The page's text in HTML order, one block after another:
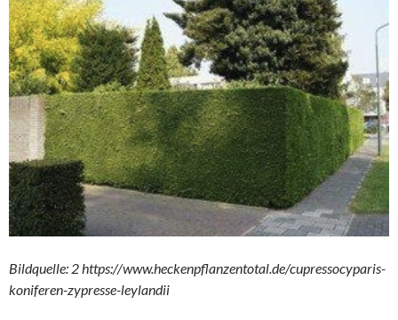
Bildquelle: 2 https://www.heckenpflanzentotal.de/cupressocyparis-
koniferen-zypresse-leylandii